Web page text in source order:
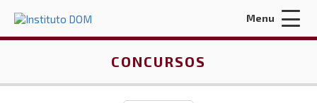
Menu
CONCURSOS